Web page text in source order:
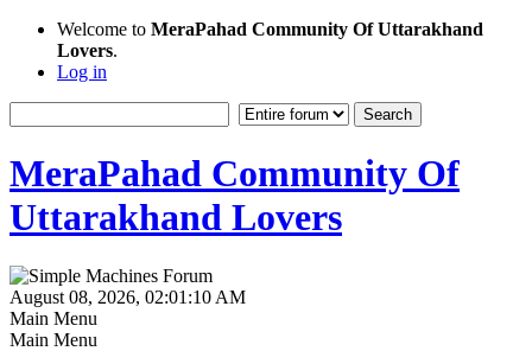
Welcome to MeraPahad Community Of Uttarakhand
Lovers.
Log in
MeraPahad Community Of
Uttarakhand Lovers
August 08, 2026, 02:01:10 AM
Main Menu
Main Menu